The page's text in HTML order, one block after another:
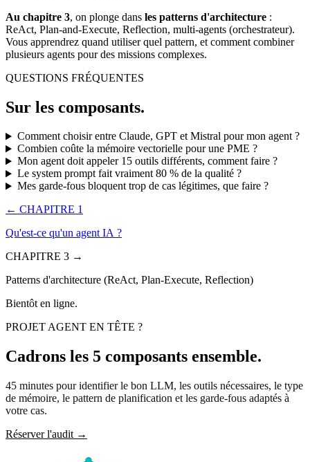
Au chapitre 3, on plonge dans les patterns d'architecture :
ReAct, Plan-and-Execute, Reflection, multi-agents (orchestrateur).
Vous apprendrez quand utiliser quel pattern, et comment combiner
plusieurs agents pour des missions complexes.
QUESTIONS FRÉQUENTES
Sur les composants.
Comment choisir entre Claude, GPTet Mistral pour mon agent ?
Combien coûte la mémoire vectorielle pour une PME ?
Mon agent doit appeler 15 outils différents, comment faire ?
Le system prompt fait vraiment 80 % de la qualité ?
Mes garde-fous bloquent trop de cas légitimes, que faire ?
← CHAPITRE 1
Qu'est-ce qu'un agentIA ?
CHAPITRE 3 →
Patterns d'architecture (ReAct, Plan-Execute, Reflection)
Bientôt en ligne.
PROJET AGENT EN TÊTE ?
Cadrons les 5 composants ensemble.
45 minutes pour identifier le bon LLM, les outils nécessaires, le type
de mémoire, le pattern de planification et les garde-fous adaptés à
votre cas.
Réserver l'audit →